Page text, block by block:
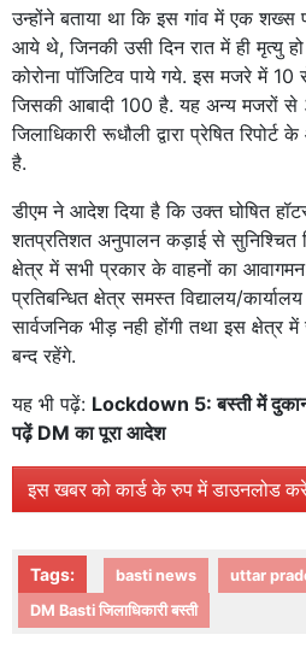
उन्होंने बताया था कि इस गांव में एक शख्स
आये थे, जिनकी उसी दिन रात में ही मृत्यु हो
कोरोना पॉजिटिव पाये गये. इस मजरे में 10
जिसकी आबादी 100 है. यह अन्य मजरों
जिलाधिकारी रूधौली द्वारा प्रेषित
है.
डीएम ने आदेश दिया है कि उक्त घोषित
शतप्रतिशत अनुपालन कड़ाई से सुनिश्चित
क्षेत्र में सभी प्रकार के वाहनों का आवागमन
प्रतिबन्धित क्षेत्र समस्त विद्यालय/
सार्वजनिक भीड़ नही होंगी तथा इस क्षेत्र में
बन्द रहेंगे.
यह भी पढ़ें: Lockdown 5: बस्ती में
पढ़ें DM का पूरा आदेश
इस खबर को कार्ड के रुप में डाउनलोड
Tags: basti news
uttar
DM Basti जिलाधिकारी बस्ती